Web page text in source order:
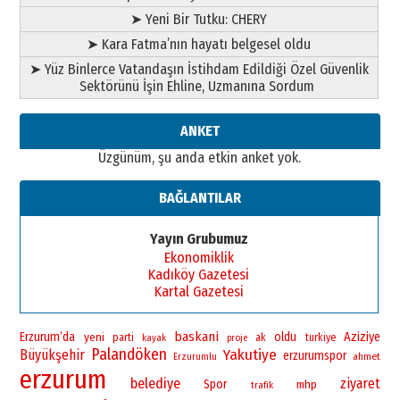
➤ Yeni Bir Tutku: CHERY
➤ Kara Fatma’nın hayatı belgesel oldu
➤ Yüz Binlerce Vatandaşın İstihdam Edildiği Özel Güvenlik
Sektörünü İşin Ehline, Uzmanına Sordum
ANKET
Üzgünüm, şu anda etkin anket yok.
BAĞLANTILAR
Yayın Grubumuz
Ekonomiklik
Kadıköy Gazetesi
Kartal Gazetesi
Erzurum’da yeni parti kayak baskani proje ak oldu turkiye Aziziye
Büyükşehir Palandöken Erzurumlu Yakutiye erzurumspor ahmet
erzurum belediye Spor trafik mhp ziyaret